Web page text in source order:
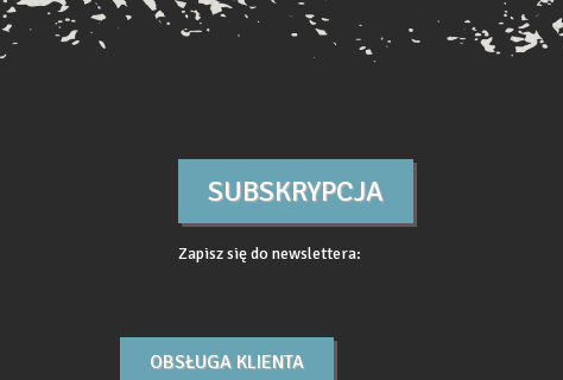
SUBSKRYPCJA
Zapisz się do newslettera:
OBSŁUGA KLIENTA